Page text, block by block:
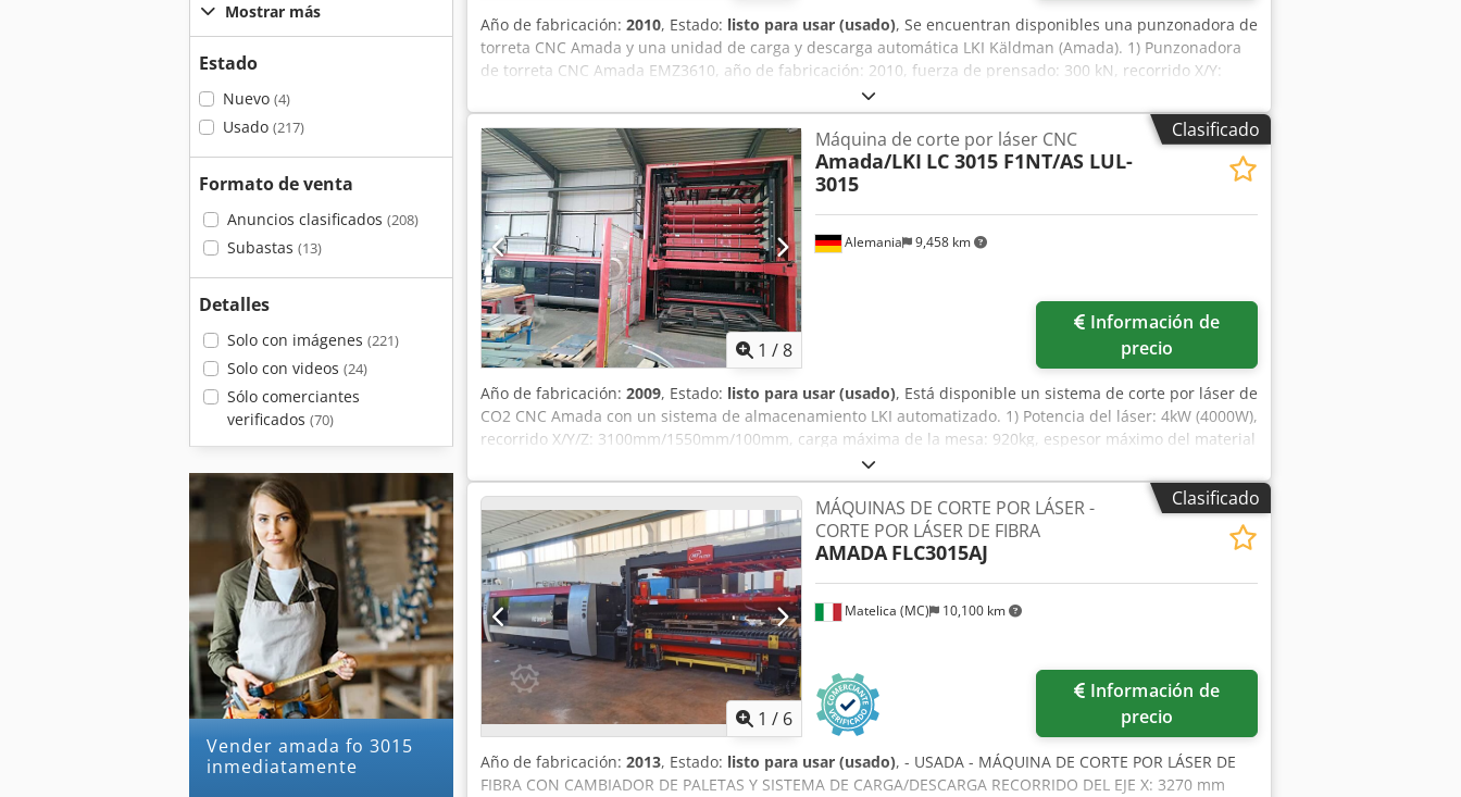
Mostrar más
Estado
Nuevo (4)
Usado (217)
Formato de venta
Anuncios clasificados (208)
Subastas (13)
Detalles
Solo con imágenes (221)
Solo con videos (24)
Sólo comerciantes
verificados (70)
Vender amada fo 3015
inmediatamente
Año de fabricación: 2010, Estado: listo para usar (usado), Se encuentran disponibles una punzonadora de
torreta CNC Amada y una unidad de carga y descarga automática LKI Käldman (Amada). 1) Punzonadora
de torreta CNC Amada EMZ3610, año de fabricación: 2010, fuerza de prensado: 300 kN, recorrido X/Y:
2500 mm/1525 mm, recorrido X/Y con reposicionamiento: 5000 mm/1525 mm, espesor máximo del
material: 4,5 mm, carga máxima de la mesa: 160 kg. Velocidad de desplazamiento X/Y: 100m/80m/min,
velocidad del eje: 128m/min, precisión de posicionamiento: +/-0,1mm. Estaciones de torreta 45,
estaciones de autoindexación: 2xB/2xC, velocidad de torreta: 30 rpm, frecuencia de carrera: 1000
carreras/min, peso de la máquina: aprox. 21000 kg. 2) Sistema de carga y descarga LKI Käldman (Amada)
MP Sheetcat 3015, año de fabricación: 2017, dimensiones mín. de la chapa X/Y: 1000 mm/300 mm,
dimensiones máx. de la chapa X/Y: 3050 mm/1525 mm, espesor de la chapa: 0,8 mm-6 mm, peso máx. de
la chapa por palet: 3000 kg, ventosas: 34. Dimensiones de la máquina X/Y/Z: aprox. 8400 mm/3600
mm/3100 mm. Documentación disponible. Es posible realizar una visita in situ. Crodov Rp Tcepfx Afkef
Clasificado
1 /8
Alemania 9,458 km
Máquina de corte por láser CNC
Amada/LKI LC 3015 F1NT/AS LUL-
3015
precio
Año de fabricación: 2009, Estado: listo para usar (usado), Está disponible un sistema de corte por láser de
CO2 CNC Amada con un sistema de almacenamiento LKI automatizado. 1) Potencia del láser: 4kW (4000W),
recorrido X/Y/Z: 3100mm/1550mm/100mm, carga máxima de la mesa: 920kg, espesor máximo del material
acero/acero inoxidable/aluminio: 20mm/12mm/10mm, dimensiones del sistema láser X/Y/Z: aprox.
10000mm/4300mm/2100mm, peso: aprox. 11000kg. 2) Palets: 8, palets de corte: 2, materia prima: 2/3,
descarga: 4/3, altura máxima de descarga: 2200 mm, dimensiones máximas del material X/Y: 3050
mm/1525 mm, dimensiones mínimas de la chapa: 2000 mm/1000 mm, altura: 5400 mm. Documentación
disponible. Es posible realizar una visita in situ. Codpfxev Rp S Se Afksrf
Clasificado
1 / 6
Matelica (MC) 10,100 km
MÁQUINAS DE CORTE POR LÁSER -
CORTE POR LÁSER DE FIBRA
AMADA FLC3015AJ
precio
Año de fabricación: 2013, Estado: listo para usar (usado), - USADA - MÁQUINA DE CORTE POR LÁSER DE
FIBRA CON CAMBIADOR DE PALETAS Y SISTEMA DE CARGA/DESCARGA RECORRIDO DEL EJE X: 3270 mm